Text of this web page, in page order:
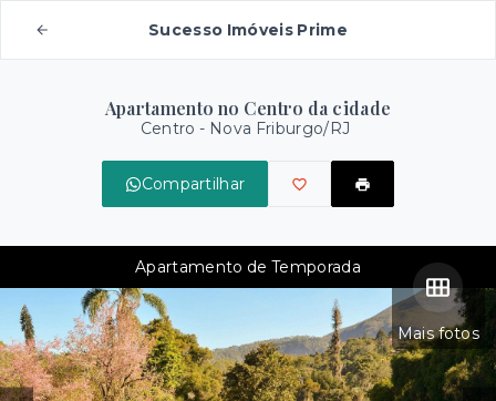
Sucesso Imóveis Prime
Apartamento no Centro da cidade
Centro - Nova Friburgo/RJ
Compartilhar
Mais fotos
Apartamento de Temporada